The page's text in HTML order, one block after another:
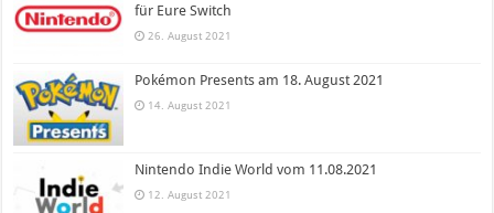
für Eure Switch
26. August 2021
Pokémon Presents am 18. August 2021
14. August 2021
Nintendo Indie World vom 11.08.2021
12. August 2021